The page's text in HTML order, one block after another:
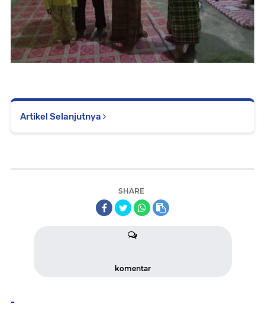
Artikel Selanjutnya
SHARE
komentar
-